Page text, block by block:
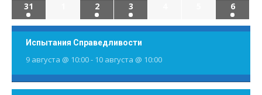
31
2 3 6
Испытания Справедливости
9 августа @ 10:00- 10 августа @ 10:00